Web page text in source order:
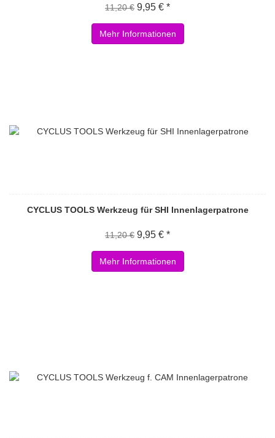
11,20 € 9,95 € *
Mehr Informationen
CYCLUS TOOLS Werkzeug für SHI Innenlagerpatrone
11,20 € 9,95 € *
Mehr Informationen